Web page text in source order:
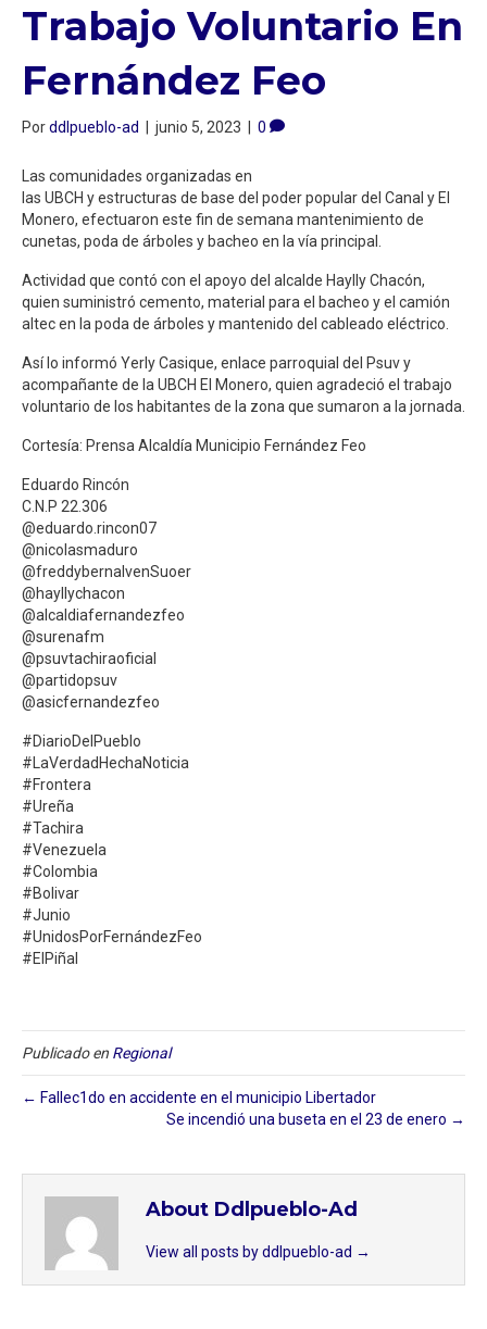
Trabajo Voluntario En
Fernández Feo
Porddlpueblo-ad junio 5, 2023 0
Las comunidades organizadas en
las UBCH y estructuras de base del poder popular del Canal y El
Monero, efectuaron este fin de semana mantenimiento de
cunetas, poda de árboles y bacheo en la vía principal.
Actividad que contó con el apoyo del alcalde Haylly Chacón,
quien suministró cemento, material para el bacheo y el camión
altec en la poda de árboles y mantenido del cableado eléctrico.
Así lo informó Yerly Casique, enlace parroquial del Psuv y
acompañante de la UBCH El Monero, quien agradeció el trabajo
voluntario de los habitantes de la zona que sumaron a la jornada.
Cortesía: Prensa Alcaldía Municipio Fernández Feo
Eduardo Rincón
C.N.P 22.306
@eduardo.rincon07
@nicolasmaduro
@freddybernalvenSuoer
@hayllychacon
@alcaldiafernandezfeo
@surenafm
@psuvtachiraoficial
@partidopsuv
@asicfernandezfeo
#DiarioDelPueblo
#LaVerdadHechaNoticia
#Frontera
#Ureña
#Tachira
#Venezuela
#Colombia
#Bolivar
#Junio
#UnidosPorFernándezFeo
#ElPiñal
Publicado en Regional
← Fallec1do en accidente en el municipio Libertador⁣
Se incendió una buseta en el 23 de enero⁣ →
About Ddlpueblo-Ad
View all posts by ddlpueblo-ad →